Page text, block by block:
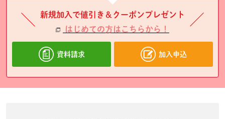
新規加入で値引き＆クーポンプレゼント
はじめての方はこちらから！
資料請求 加入申込